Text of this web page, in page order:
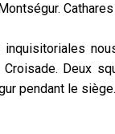
Croisade. Deux
pendant le siège.